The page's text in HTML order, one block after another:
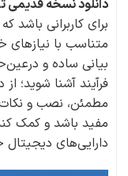
دانلود نسخه قدیمی
برای کاربرانی باشد که
متناسب با نیازهای
بیانی ساده و
فرآیند آشنا شوید؛
مطمئن، نصب و نکات
مفید باشد و کمک
دارایی‌های دیجیتال